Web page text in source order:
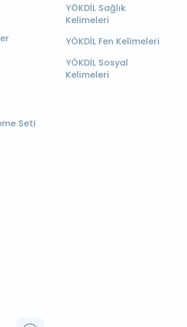
Seti
YÖKDİL Sağlık
Kelimeleri
YÖKDİL Fen Kelimeleri
YÖKDİL Sosyal
Kelimeleri